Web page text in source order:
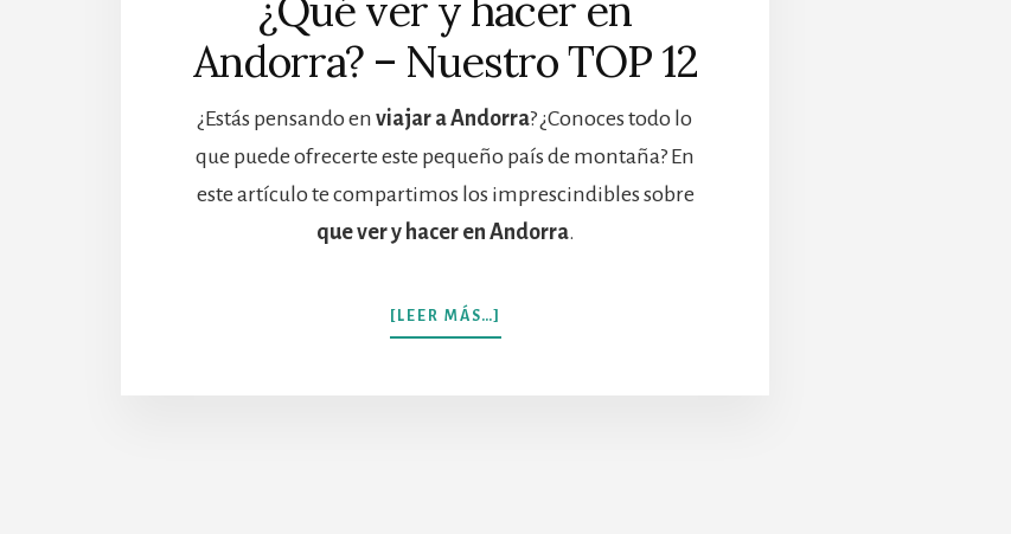
¿Qué ver y hacer en
Andorra? – Nuestro TOP 12
¿Estás pensando enviajar a Andorra? ¿Conoces todo lo
que puede ofrecerte este pequeño país de montaña? En
este artículo te compartimos los imprescindibles sobre
que ver y hacer en Andorra.
[LEER MÁS…]